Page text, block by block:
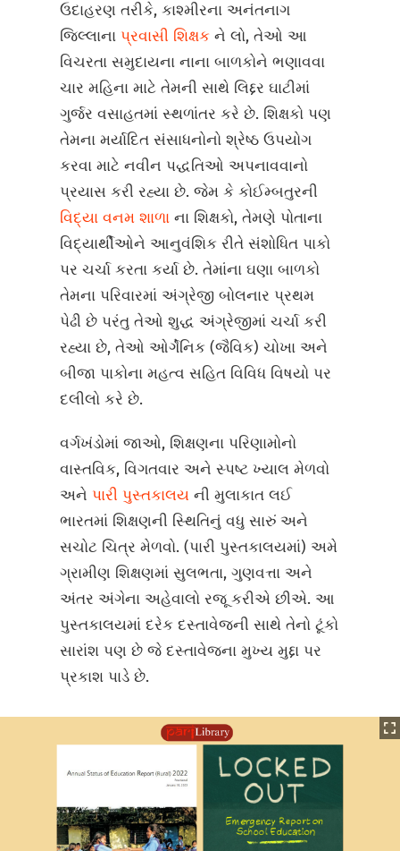
ઉદાહરણ તરીકે, કાશ્મીરના અનંતનાગ
જિલ્લાનાપ્રવાસી શિક્ષકને લો, તેઓ આ
વિચરતા સમુદાયના નાના બાળકોને ભણાવવા
ચાર મહિના માટે તેમની સાથે લિદ્દર ઘાટીમાં
ગુર્જર વસાહતમાં સ્થળાંતર કરે છે. શિક્ષકો પણ
તેમના મર્યાદિત સંસાધનોનો શ્રેષ્ઠ ઉપયોગ
કરવા માટે નવીન પદ્ધતિઓ અપનાવવાનો
પ્રયાસ કરી રહ્યા છે. જેમ કે કોઈમ્બતુરની
વિદ્યા વનમ શાળાના શિક્ષકો, તેમણે પોતાના
વિદ્યાર્થીઓને આનુવંશિક રીતે સંશોધિત પાકો
પર ચર્ચા કરતા કર્યા છે. તેમાંના ઘણા બાળકો
તેમના પરિવારમાં અંગ્રેજી બોલનાર પ્રથમ
પેઢી છે પરંતુ તેઓ શુદ્ધ અંગ્રેજીમાં ચર્ચા કરી
રહ્યા છે, તેઓ ઓર્ગેનિક (જૈવિક) ચોખા અને
બીજા પાકોના મહત્વ સહિત વિવિધ વિષયો પર
દલીલો કરે છે.
વર્ગખંડોમાં જાઓ, શિક્ષણના પરિણામોનો
વાસ્તવિક, વિગતવાર અને સ્પષ્ટ ખ્યાલ મેળવો
અનેપારી પુસ્તકાલયની મુલાકાત લઈ
ભારતમાં શિક્ષણની સ્થિતિનું વધુ સારું અને
સચોટ ચિત્ર મેળવો. (પારી પુસ્તકાલયમાં) અમે
ગ્રામીણ શિક્ષણમાં સુલભતા, ગુણવત્તા અને
અંતર અંગેના અહેવાલો રજૂ કરીએ છીએ. આ
પુસ્તકાલયમાં દરેક દસ્તાવેજની સાથે તેનો ટૂંકો
સારાંશ પણ છે જે દસ્તાવેજના મુખ્ય મુદ્દા પર
પ્રકાશ પાડે છે.